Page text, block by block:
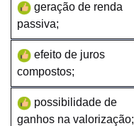
geração de renda
passiva;
efeito de juros
compostos;
possibilidade de
ganhos na valorização;